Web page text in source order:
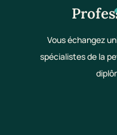
Vous échangez
spécialistes de la